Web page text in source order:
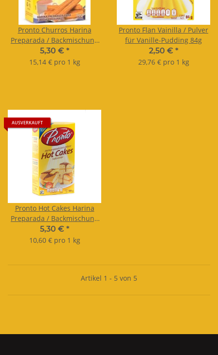
Pronto Churros Harina
Preparada / Backmischung
350g
5,30 € *
15,14 € pro 1 kg
Pronto Flan Vainilla / Pulver
für Vanille-Pudding 84g
2,50 € *
29,76 € pro 1 kg
AUSVERKAUFT
Pronto Hot Cakes Harina
Preparada / Backmischung
500g
5,30 € *
10,60 € pro 1 kg
Artikel 1 - 5 von 5